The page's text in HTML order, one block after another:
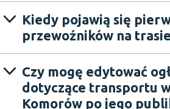
Kiedy pojawią się
przewoźników na
Czy mogę edytować
dotyczące transportu
Komorów po jego